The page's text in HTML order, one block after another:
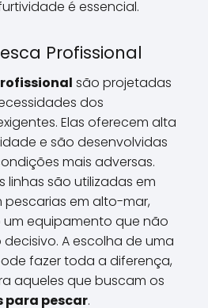
é essencial.
Profissional
são projetadas
dos
Elas oferecem alta
e são desenvolvidas
mais adversas.
linhas são utilizadas em
em alto-mar,
um equipamento que não
A escolha de uma
fazer toda a diferença,
aqueles que buscam os
para pescar.